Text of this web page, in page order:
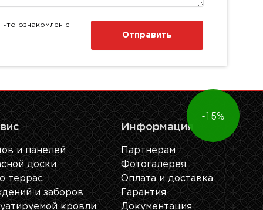
ознакомлен с
Отправить
и панелей
доски
террас
и заборов
кровли
Информация
Партнерам
Фотогалерея
Оплата и доставка
Гарантия
Документация
-15%
Получите
скидку!